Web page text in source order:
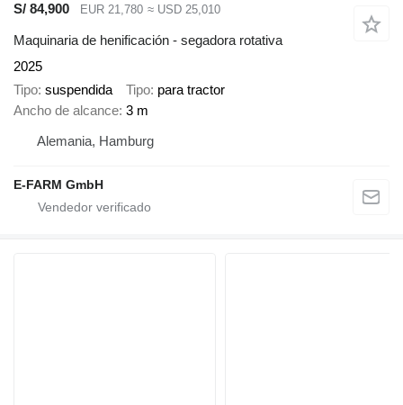
S/ 84,900
EUR 21,780 ≈ USD 25,010
Maquinaria de henificación - segadora rotativa
2025
Tipo suspendida Tipo para tractor
Ancho de alcance 3 m
Alemania, Hamburg
E-FARM GmbH